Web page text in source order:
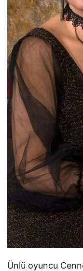
Ünlü oyuncu